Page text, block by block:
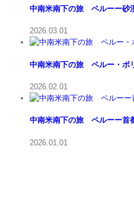
中南米南下の旅 ペルーー砂
2026.03.01
中南米南下の旅 ペルー・ボ
2026.02.01
中南米南下の旅 ペルーー首
2026.01.01